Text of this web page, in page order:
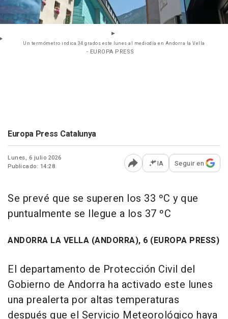
Un termómetro indica 34 grados este lunes al mediodía en Andorra la Vella
- EUROPA PRESS
Europa Press Catalunya
Lunes, 6 julio 2026
Publicado: 14:28
Abrir opciones para
IA Seguir en
Se prevé que se superen los 33 ºC y que
puntualmente se llegue a los 37 ºC
ANDORRA LA VELLA (ANDORRA), 6 (EUROPA PRESS)
El departamento de Protección Civil del
Gobierno de Andorra ha activado este lunes
una prealerta por altas temperaturas
después que el Servicio Meteorológico haya